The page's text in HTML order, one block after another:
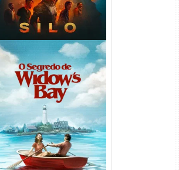
Segredo de Widow’s Bay
Temporada Torrent (2026)
DL 1080p Dual Áudio